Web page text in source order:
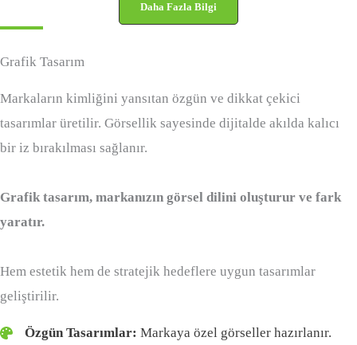
Daha Fazla Bilgi
Grafik Tasarım
Markaların kimliğini yansıtan özgün ve dikkat çekici
tasarımlar üretilir. Görsellik sayesinde dijitalde akılda kalıcı
bir iz bırakılması sağlanır.
Grafik tasarım, markanızın görsel dilini oluşturur ve fark
yaratır.
Hem estetik hem de stratejik hedeflere uygun tasarımlar
geliştirilir.
Özgün Tasarımlar: Markaya özel görseller hazırlanır.